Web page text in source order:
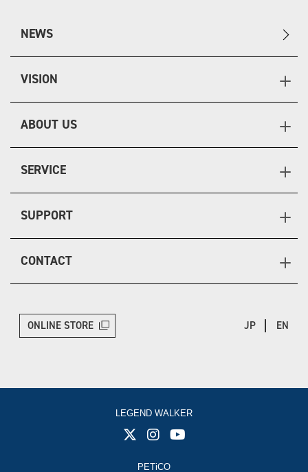
NEWS
VISION
ABOUT US
SERVICE
SUPPORT
CONTACT
ONLINE STORE JP EN
LEGEND WALKER
PETiCO